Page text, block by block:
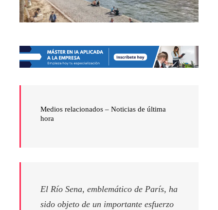
Medios relacionados – Noticias de última
hora
El Río Sena, emblemático de París, ha
sido objeto de un importante esfuerzo